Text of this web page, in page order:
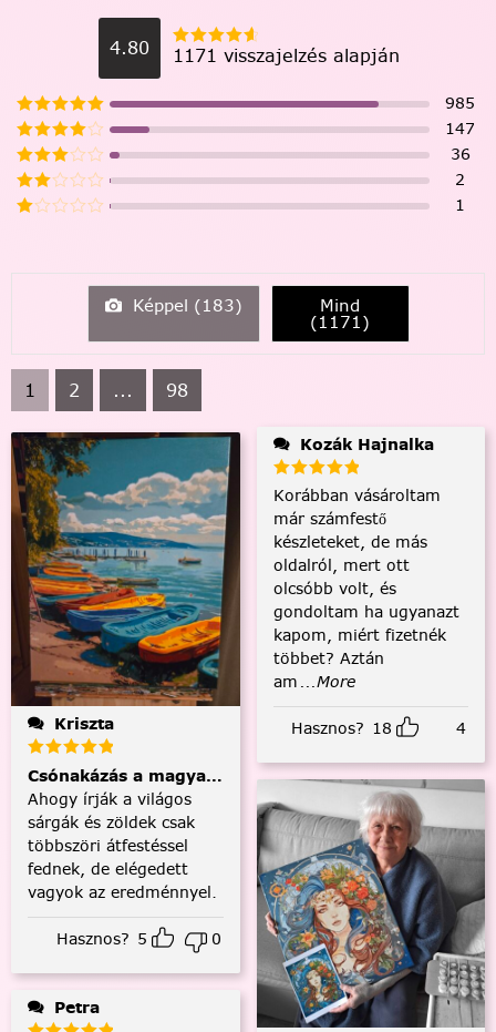
4.80 1171 visszajelzés alapján
985
147
36
2
1
Képpel (183) Mind
(1171)
1 2 ... 98
Kriszta
Csónakázás a magyar tengeren
Ahogy írják a világos
sárgák és zöldek csak
többszöri átfestéssel
fednek, de elégedett
vagyok az eredménnyel.
Hasznos? 5 0
Petra
Kozák Hajnalka
Korábban vásároltam
már számfestő
készleteket, de más
oldalról, mert ott
olcsóbb volt, és
gondoltam ha ugyanazt
kapom, miért fizetnék
többet? Aztán
am ...More
Hasznos? 18 4